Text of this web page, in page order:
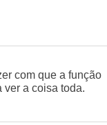
com que a função
ver a coisa toda.